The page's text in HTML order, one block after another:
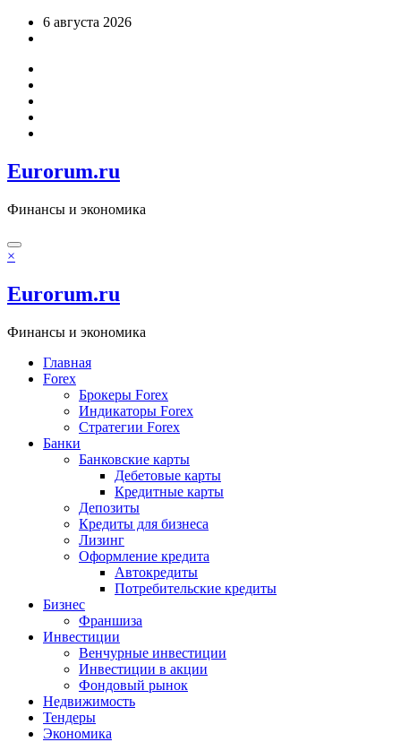
Перейти6 августа 2026
Eurorum.ru
Финансы и экономика
×
Eurorum.ru
Финансы и экономика
Главная
Forex
Брокеры Forex
Индикаторы Forex
Стратегии Forex
Банки
Банковские карты
Дебетовые карты
Кредитные карты
Депозиты
Кредиты для бизнеса
Лизинг
Оформление кредита
Автокредиты
Потребительские кредиты
Бизнес
Франшиза
Инвестиции
Венчурные инвестиции
Инвестиции в акции
Фондовый рынок
Недвижимость
Тендеры
Экономика